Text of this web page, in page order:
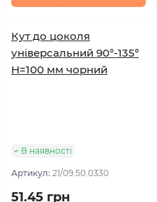
Кут до цоколя
універсальний 90°-135°
H=100 мм чорний
В наявності
Артикул: 21/09.50.0330
51.45 грн